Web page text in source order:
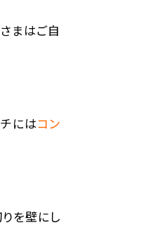
まはご自
チにはコン
を壁にし